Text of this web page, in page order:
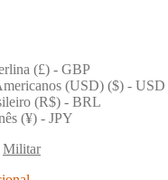
(£) - GBP
(USD) ($) - USD
(R$) - BRL
(¥) - JPY
Militar